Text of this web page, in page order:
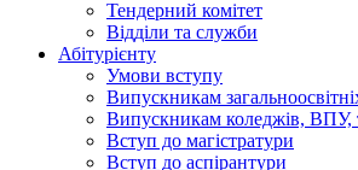
Тендерний комітет
Відділи та служби
Абітурієнту
Умови вступу
Випускникам
Випускникам коледжів, ВПУ,
Вступ до магістратури
Вступ до аспірантури